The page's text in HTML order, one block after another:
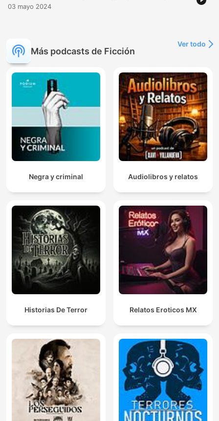
03 mayo 2024
Más podcasts de Ficción
Ver todo
Negra y criminal Audiolibros y relatos
Historias De Terror Relatos Eroticos MX